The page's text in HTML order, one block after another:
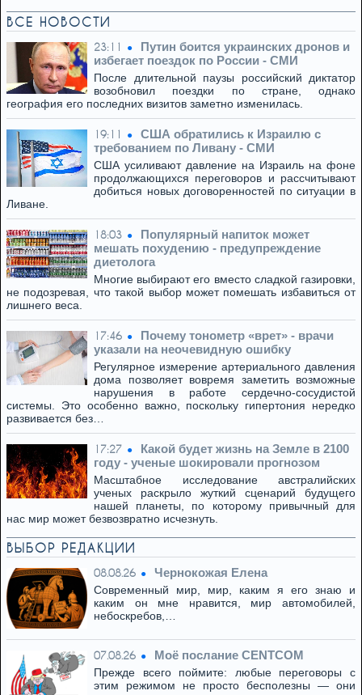
ВСЕ НОВОСТИ
23:11
Путин боится украинских дронов и
избегает поездок по России - СМИ
После длительной паузы российский диктатор
возобновил поездки по стране, однако
география его последних визитов заметно изменилась.
19:11
США обратились к Израилю с
требованием по Ливану - СМИ
США усиливают давление на Израиль на фоне
продолжающихся переговоров и рассчитывают
добиться новых договоренностей по ситуации в
Ливане.
18:03
Популярный напиток может
мешать похудению - предупреждение
диетолога
Многие выбирают его вместо сладкой газировки,
не подозревая, что такой выбор может помешать избавиться от
лишнего веса.
17:46
Почему тонометр «врет» - врачи
указали на неочевидную ошибку
Регулярное измерение артериального давления
дома позволяет вовремя заметить возможные
нарушения в работе сердечно-сосудистой
системы. Это особенно важно, поскольку гипертония нередко
развивается без…
17:27
Какой будет жизнь на Земле в 2100
году - ученые шокировали прогнозом
Масштабное исследование австралийских
ученых раскрыло жуткий сценарий будущего
нашей планеты, по которому привычный для
нас мир может безвозвратно исчезнуть.
ВЫБОР РЕДАКЦИИ
08.08.26 Чернокожая Елена
Современный мир, мир, каким я его знаю и
каким он мне нравится, мир автомобилей,
небоскребов,…
07.08.26 Моё послание CENTCOM
Прежде всего поймите: любые переговоры с
этим режимом не просто бесполезны — они